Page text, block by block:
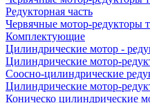
Редукторная часть
Червячные мотор-редукторы
Комплектующие
Цилиндрические мотор -
Цилиндрические мотор-
Соосно-цилиндрические
Цилиндрические мотор-
Коническо цилиндрические